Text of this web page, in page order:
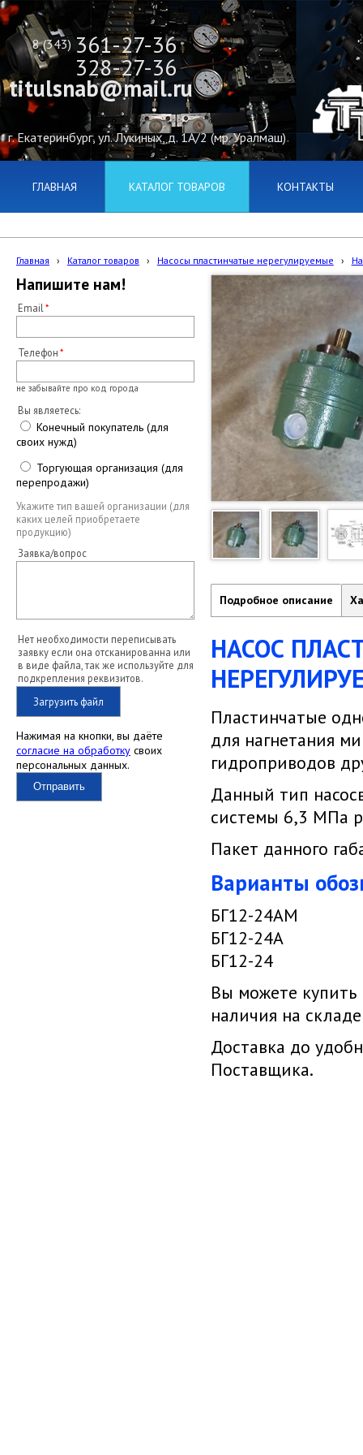
8 (343) 361-27-36
г. Екатеринбург, ул. Лукиных, д. 1А/2 (мр. Уралмаш)
328-27-36
titulsnab@mail.ru
ГЛАВНАЯ КАТАЛОГ ТОВАРОВ КОНТАКТЫ
Главная › Каталог товаров › Насосы пластинчатые нерегулируемые ›
Напишите нам!
Email
Телефон
не забывайте про код города
Вы являетесь:
Конечный покупатель (для
своих нужд)
Торгующая организация (для
перепродажи)
Укажите тип вашей организации (для
каких целей приобретаете
продукцию)
Заявка/вопрос
Нет необходимости переписывать
заявку если она отсканированна или
в виде файла, так же используйте для
подкрепления реквизитов.
Загрузить файл
Нажимая на кнопки, вы даёте
согласие на обработку своих
персональных данных.
Отправить
Подробное описание
НАСОС
Пластинчатые
для нагнетания
гидроприводов
Данный тип
системы 6,3 МПа
Пакет данного
Варианты
БГ12-24АМ
БГ12-24А
БГ12-24
Вы можете
наличия на
Доставка до
Поставщика.